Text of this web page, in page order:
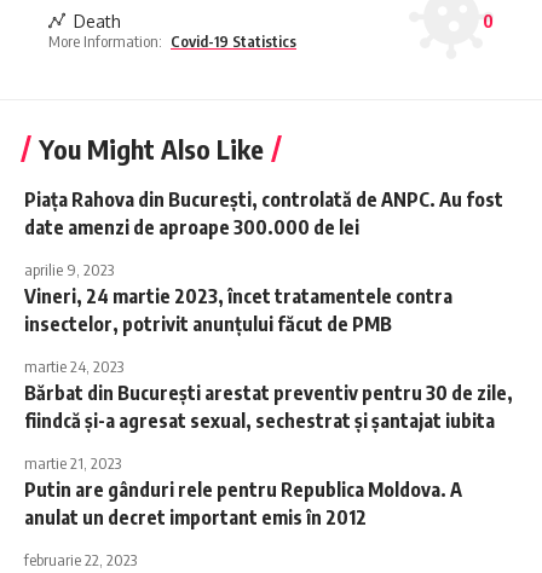
Death
0
More Information: Covid-19 Statistics
You Might Also Like
Piaţa Rahova din Bucureşti, controlată de ANPC. Au fost
date amenzi de aproape 300.000 de lei
aprilie 9, 2023
Vineri, 24 martie 2023, încet tratamentele contra
insectelor, potrivit anunțului făcut de PMB
martie 24, 2023
Bărbat din București arestat preventiv pentru 30 de zile,
fiindcă și-a agresat sexual, sechestrat și șantajat iubita
martie 21, 2023
Putin are gânduri rele pentru Republica Moldova. A
anulat un decret important emis în 2012
februarie 22, 2023